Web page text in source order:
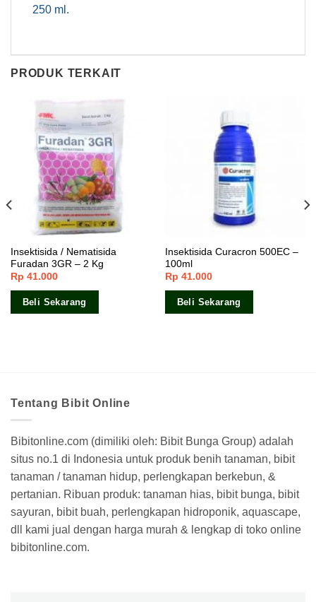
250 ml.
PRODUK TERKAIT
Insektisida / Nematisida
Furadan 3GR – 2 Kg
Rp 41.000
Beli Sekarang
Insektisida Curacron 500EC –
100ml
Rp 41.000
Beli Sekarang
Tentang Bibit Online
Bibitonline.com (dimiliki oleh: Bibit Bunga Group) adalah
situs no.1 di Indonesia untuk produk benih tanaman, bibit
tanaman / tanaman hidup, perlengkapan berkebun, &
pertanian. Ribuan produk: tanaman hias, bibit bunga, bibit
sayuran, bibit buah, perlengkapan hidroponik, aquascape,
dll kami jual dengan harga murah & lengkap di toko online
bibitonline.com.